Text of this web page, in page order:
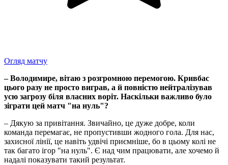
Огляд матчу
– Володимире, вітаю з розгромною перемогою. Кривбас
цього разу не просто виграв, а й повністю нейтралізував
усю загрозу біля власних воріт. Наскільки важливо було
зіграти цей матч "на нуль"?
– Дякую за привітання. Звичайно, це дуже добре, коли
команда перемагає, не пропустивши жодного гола. Для нас,
захисної лінії, це навіть удвічі приємніше, бо в цьому колі не
так багато ігор "на нуль". Є над чим працювати, але хочемо й
надалі показувати такий результат.